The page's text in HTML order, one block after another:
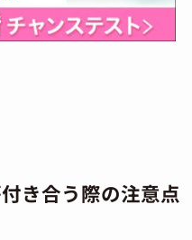
き合う際の注意点